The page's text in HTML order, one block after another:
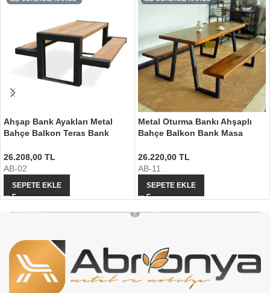
Ahşap Bank Ayakları Metal
Bahçe Balkon Teras Bank
26.208,00 TL
AB-02
SEPETE EKLE
Metal Oturma Bankı Ahşaplı
Bahçe Balkon Bank Masa
26.220,00 TL
AB-11
SEPETE EKLE